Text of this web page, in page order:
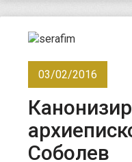
03/02/2016
Соболев